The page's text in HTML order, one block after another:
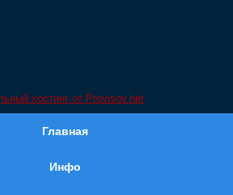
Главная
Инфо